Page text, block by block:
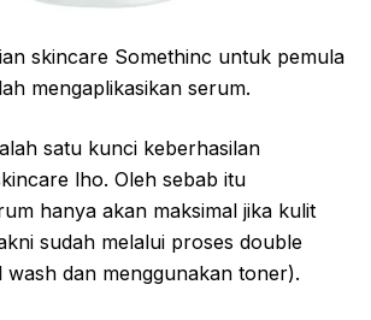
skincare Somethinc untuk pemula
mengaplikasikan serum.
satu kunci keberhasilan
lho. Oleh sebab itu
hanya akan maksimal jika kulit
sudah melalui proses double
wash dan menggunakan toner).